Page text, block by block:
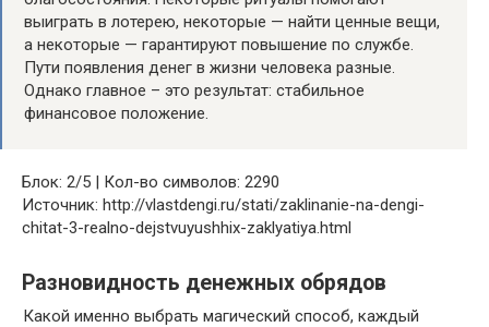
выиграть в лотерею, некоторые — найти ценные вещи,
а некоторые — гарантируют повышение по службе.
Пути появления денег в жизни человека разные.
Однако главное – это результат: стабильное
финансовое положение.
Блок: 2/5 | Кол-во символов: 2290
Источник: http://vlastdengi.ru/stati/zaklinanie-na-dengi-
chitat-3-realno-dejstvuyushhix-zaklyatiya.html
Разновидность денежных обрядов
Какой именно выбрать магический способ, каждый